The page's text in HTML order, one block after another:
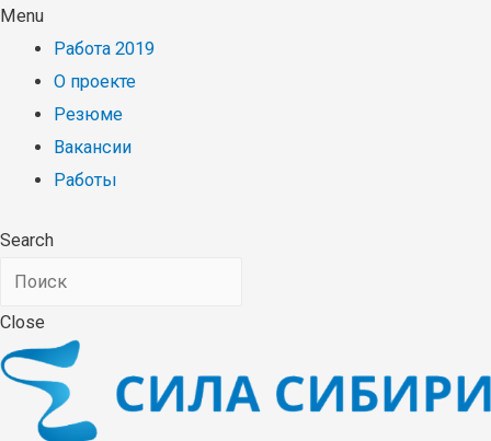
Menu
Работа 2019
О проекте
Резюме
Вакансии
Работы
Search
Close